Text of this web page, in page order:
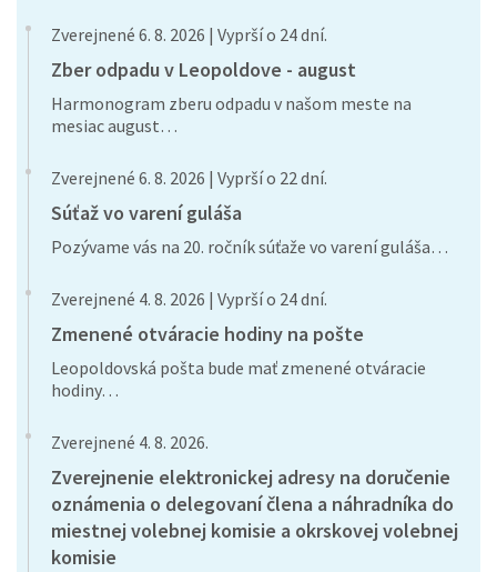
Zverejnené 6. 8. 2026 | Vyprší o 24 dní.
Zber odpadu v Leopoldove - august
Harmonogram zberu odpadu v našom meste na
mesiac august…
Zverejnené 6. 8. 2026 | Vyprší o 22 dní.
Súťaž vo varení guláša
Pozývame vás na 20. ročník súťaže vo varení guláša…
Zverejnené 4. 8. 2026 | Vyprší o 24 dní.
Zmenené otváracie hodiny na pošte
Leopoldovská pošta bude mať zmenené otváracie
hodiny…
Zverejnené 4. 8. 2026.
Zverejnenie elektronickej adresy na doručenie
oznámenia o delegovaní člena a náhradníka do
miestnej volebnej komisie a okrskovej volebnej
komisie